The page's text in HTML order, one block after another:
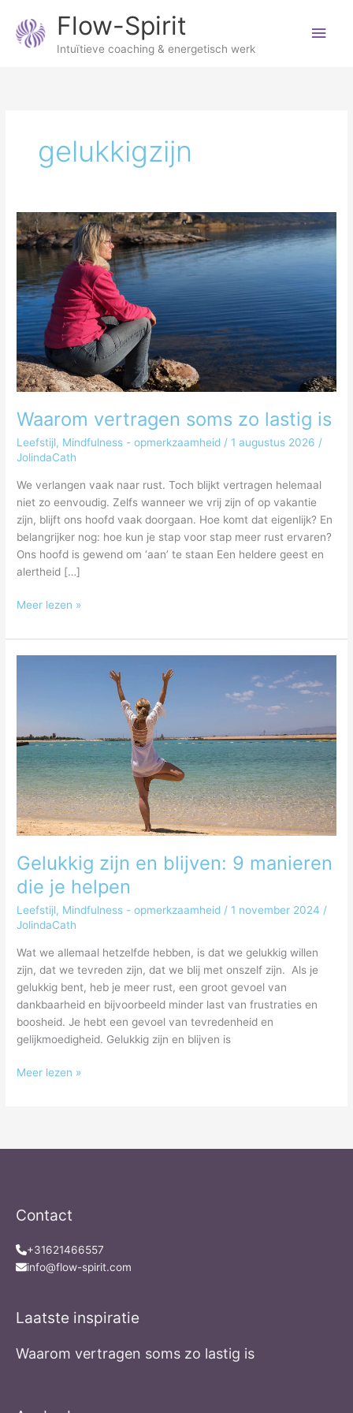
naar
Flow-Spirit
Intuïtieve coaching & energetisch werk
gelukkigzijn
Waarom vertragen soms zo lastig is
Leefstijl, Mindfulness - opmerkzaamheid / 1 augustus 2026 /
JolindaCath
We verlangen vaak naar rust. Toch blijkt vertragen helemaal
niet zo eenvoudig. Zelfs wanneer we vrij zijn of op vakantie
zijn, blijft ons hoofd vaak doorgaan. Hoe komt dat eigenlijk? En
belangrijker nog: hoe kun je stap voor stap meer rust ervaren?
Ons hoofd is gewend om ‘aan’ te staan Een heldere geest en
alertheid […]
Waarom
vertragen
soms
zo
lastig
is
Meer lezen »
Gelukkig zijn en blijven: 9 manieren
die je helpen
Leefstijl, Mindfulness - opmerkzaamheid / 1 november 2024 /
JolindaCath
Wat we allemaal hetzelfde hebben, is dat we gelukkig willen
zijn, dat we tevreden zijn, dat we blij met onszelf zijn. Als je
gelukkig bent, heb je meer rust, een groot gevoel van
dankbaarheid en bijvoorbeeld minder last van frustraties en
boosheid. Je hebt een gevoel van tevredenheid en
gelijkmoedigheid. Gelukkig zijn en blijven is
manieren
die
je
helpen
Meer lezen »
Contact
+31621466557
info@flow-spirit.com
Laatste inspiratie
Waarom vertragen soms zo lastig is